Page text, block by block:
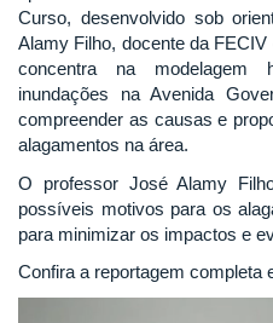
Curso, desenvolvido sob
Alamy Filho, docente da
concentra na modelagem
inundações na Avenida
compreender as causas e
alagamentos na área.
O professor José Alamy
possíveis motivos para os
para minimizar os impactos e
Confira a reportagem completa